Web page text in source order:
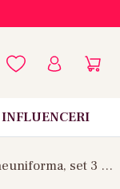
INFLUENCERI
COSRX - Arbutin Discoloration Hydrogel Mask - Masca pentru ten cu pete pigmentare si nuanta neuniforma, set 3 buc